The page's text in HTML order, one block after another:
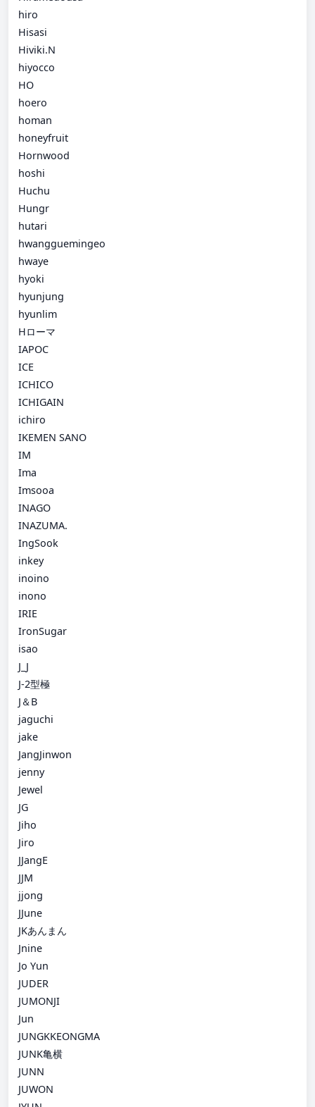
hiro
Hisasi
Hiviki.N
hiyocco
HO
hoero
homan
honeyfruit
Hornwood
hoshi
Huchu
Hungr
hutari
hwangguemingeo
hwaye
hyoki
hyunjung
hyunlim
Hローマ
IAPOC
ICE
ICHICO
ICHIGAIN
ichiro
IKEMEN SANO
IM
Ima
Imsooa
INAGO
INAZUMA.
IngSook
inkey
inoino
inono
IRIE
IronSugar
isao
J_J
J-2型極
J＆B
jaguchi
jake
JangJinwon
jenny
Jewel
JG
Jiho
Jiro
JJangE
JJM
jjong
JJune
JKあんまん
Jnine
Jo Yun
JUDER
JUMONJI
Jun
JUNGKKEONGMA
JUNK亀横
JUNN
JUWON